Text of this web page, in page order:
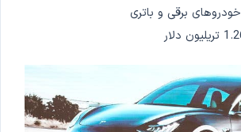
خودروهای برقی و باتری